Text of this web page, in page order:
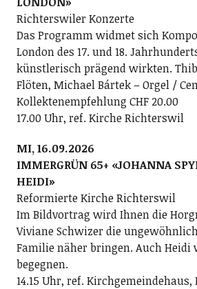
Richterswiler Konzerte
Das Programm widmet sich
London des 17. und 18.
künstlerisch prägend wirkten.
Flöten, Michael Bártek – Orgel /
Kollektenempfehlung CHF 20.00
17.00 Uhr, ref. Kirche Richterswil
MI, 16.09.2026
IMMERGRÜN 65+ «JOHANNA
HEIDI»
Reformierte Kirche Richterswil
Im Bildvortrag wird Ihnen die
Viviane Schwizer die
Familie näher bringen. Auch Heidi
begegnen.
14.15 Uhr, ref.